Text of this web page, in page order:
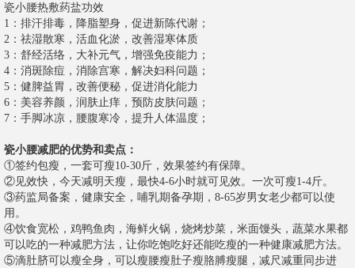
瓷小腰热敷药盐功效
1：排汗排毒，降脂塑身，促进新陈代谢；
2：祛湿散寒，活血化淤，改善湿寒体质
3：舒经活络，大补元气，增强免疫能力；
4：消斑除痘，消除宫寒，解决妇科问题；
5：健脾益胃，改善便秘，促进消化能力
6：美容养颜，润肤止痒，预防皮肤问题；
7：手脚冰凉，腰腹寒冷，提升人体温度；
瓷小腰减肥的优势和卖点：
①签约包瘦，一套可瘦10-30斤，效果签约有保障。
②见效快，今天减明天瘦，最快4-6小时就可见效。一次可瘦1-4斤。
③药监局备案，健康安全，哺乳期备孕期，8-65岁男女老少都可以使
用。
④饮食宽松，鸡鸭鱼肉，海鲜火锅，烧烤炒菜，米面馒头，蔬菜水果都
可以吃的一种减肥方法，让你吃饱吃好还能吃瘦的一种健康减肥方法。
⑤滴肚脐可以瘦全身，可以瘦腰瘦肚子瘦胳膊瘦腿，减尺减重同步进